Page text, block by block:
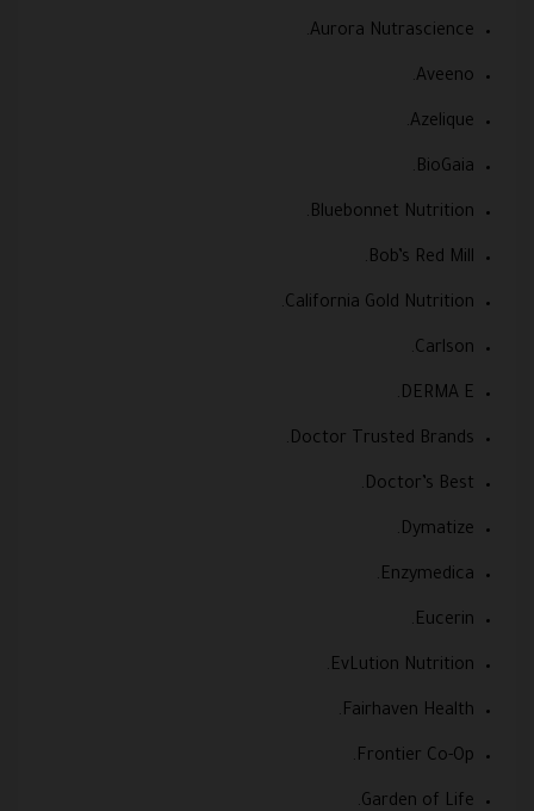
Aurora Nutrascience.
Aveeno.
Azelique.
BioGaia.
Bluebonnet Nutrition.
Bob’s Red Mill.
California Gold Nutrition.
Carlson.
DERMA E.
Doctor Trusted Brands.
Doctor’s Best.
Dymatize.
Enzymedica.
Eucerin.
EvLution Nutrition.
Fairhaven Health.
Frontier Co-Op.
Garden of Life.